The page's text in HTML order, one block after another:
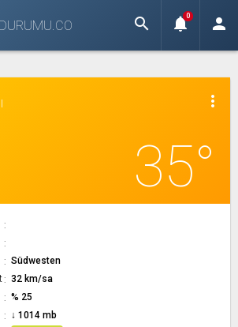
DURUMU.CO search notifications
0 person
more_vert
35°
Südwesten
32 km/sa
% 25
↓ 1014 mb